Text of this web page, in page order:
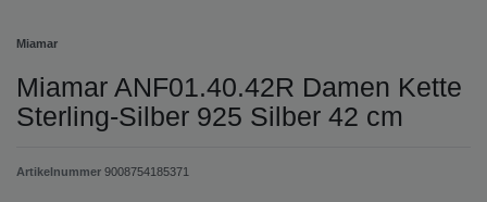
Miamar
Miamar ANF01.40.42R Damen Kette
Sterling-Silber 925 Silber 42 cm
Artikelnummer 9008754185371